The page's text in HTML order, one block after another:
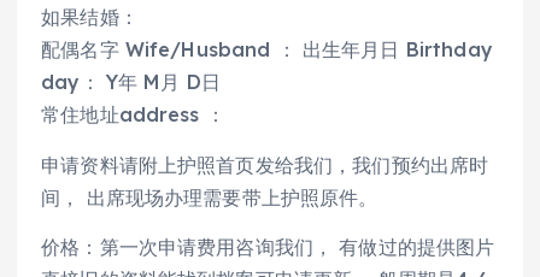
如果结婚：
配偶名字 Wife/Husband ： 出生年月日 Birthday
day： Y年 M月 D日
常住地址address ：
申请资料请附上护照首页发给我们，我们预约出席时
间， 出席现场办理需要带上护照原件。
价格：第一次申请费用咨询我们， 有做过的提供图片